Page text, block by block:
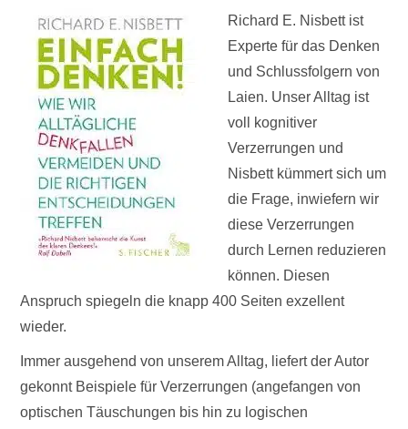
Richard E. Nisbett ist
Experte für das Denken
und Schlussfolgern von
Laien. Unser Alltag ist
voll kognitiver
Verzerrungen und
Nisbett kümmert sich um
die Frage, inwiefern wir
diese Verzerrungen
durch Lernen reduzieren
können. Diesen
Anspruch spiegeln die knapp 400 Seiten exzellent
wieder.
Immer ausgehend von unserem Alltag, liefert der Autor
gekonnt Beispiele für Verzerrungen (angefangen von
optischen Täuschungen bis hin zu logischen